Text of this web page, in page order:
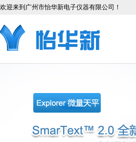
欢迎来到广州市怡华新电子仪器有限公司！